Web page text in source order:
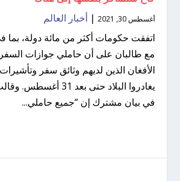
أغسطس 30, 2021 |أخبار العالم
اتفقت حكومات أكثر من مائة دولة، بما
مع طالبان على أن حاملي جوازات
الأفغان الذين لديهم وثائق سفر
يغادروا البلاد حتى بعد 31
في بيان مشترك إن “جميع حاملي...